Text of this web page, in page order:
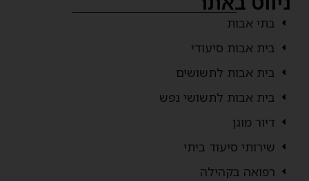
בתי אבות
בית אבות סיעודי
בית אבות לתשושים
בית אבות לתשושי נפש
דיור מוגן
שירותי סיעוד ביתי
רפואה בקהילה